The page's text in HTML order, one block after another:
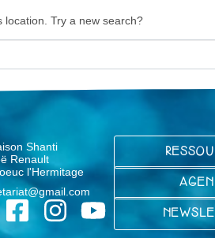
location. Try a new search?
Shanti
Renault
l'Hermitage